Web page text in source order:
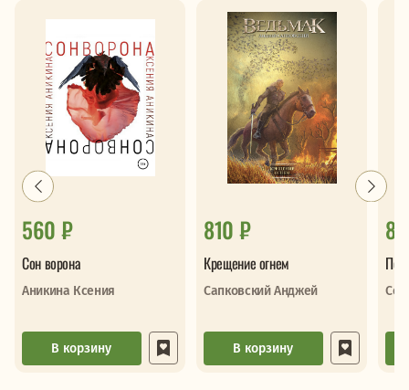
560 ₽
Сон ворона
Аникина Ксения
В корзину
810 ₽
Крещение огнем
Сапковский Анджей
В корзину